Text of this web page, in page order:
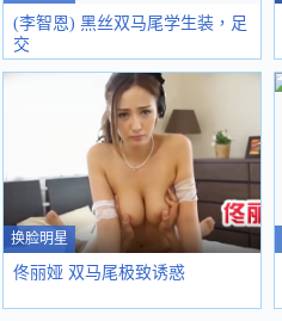
(李智恩) 黑丝双马尾学生装，足
交
换脸明星
佟丽娅 双马尾极致诱惑